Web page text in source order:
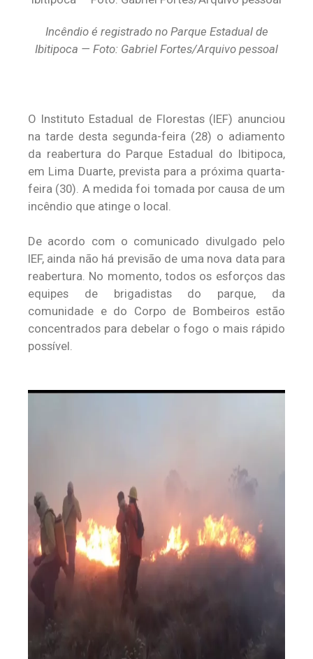
Incêndio é registrado no Parque Estadual de
Ibitipoca — Foto: Gabriel Fortes/Arquivo pessoal
O Instituto Estadual de Florestas (IEF) anunciou
na tarde desta segunda-feira (28) o adiamento
da reabertura do Parque Estadual do Ibitipoca,
em Lima Duarte, prevista para a próxima quarta-
feira (30). A medida foi tomada por causa de um
incêndio que atinge o local.
De acordo com o comunicado divulgado pelo
IEF, ainda não há previsão de uma nova data para
reabertura. No momento, todos os esforços das
equipes de brigadistas do parque, da
comunidade e do Corpo de Bombeiros estão
concentrados para debelar o fogo o mais rápido
possível.